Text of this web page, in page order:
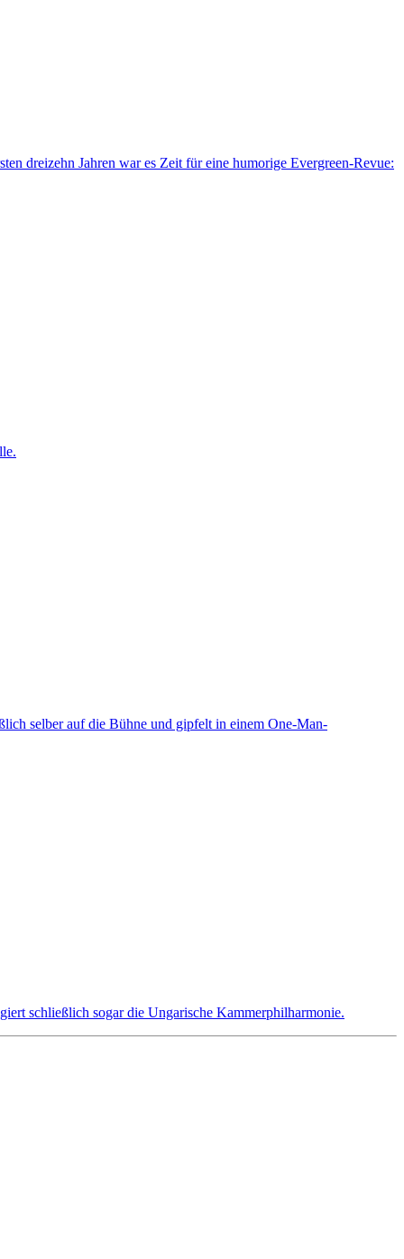
dreizehn Jahren war es Zeit für eine humorige Evergreen-Revue:
selber auf die Bühne und gipfelt in einem One-Man-
schließlich sogar die Ungarische Kammerphilharmonie.